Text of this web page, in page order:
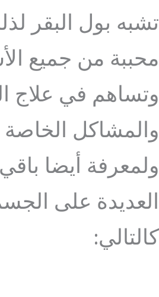
تشبه بول البقر
محببة من جميع
وتساهم في علاج
والمشاكل الخاصة
ولمعرفة أيضا
العديدة على
كالتالي: